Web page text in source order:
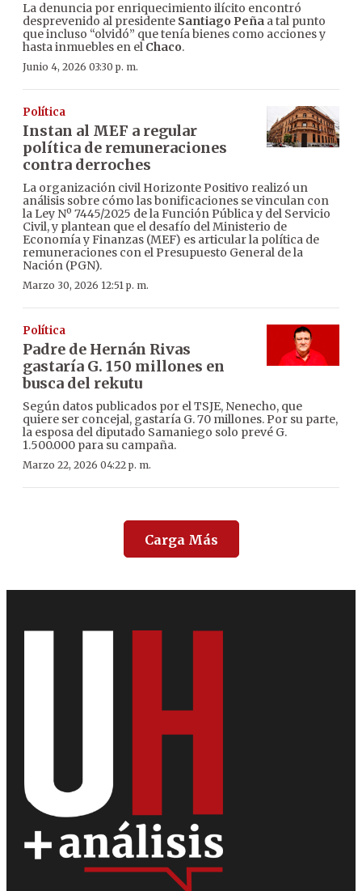
La denuncia por enriquecimiento ilícito encontró
desprevenido al presidente Santiago Peña a tal punto
que incluso “olvidó” que tenía bienes como acciones y
hasta inmuebles en el Chaco.
Junio 4, 2026 03:30 p. m.
Política
Instan al MEF a regular
política de remuneraciones
contra derroches
La organización civil Horizonte Positivo realizó un
análisis sobre cómo las bonificaciones se vinculan con
la Ley Nº 7445/2025 de la Función Pública y del Servicio
Civil, y plantean que el desafío del Ministerio de
Economía y Finanzas (MEF) es articular la política de
remuneraciones con el Presupuesto General de la
Nación (PGN).
Marzo 30, 2026 12:51 p. m.
Política
Padre de Hernán Rivas
gastaría G. 150 millones en
busca del rekutu
Según datos publicados por el TSJE, Nenecho, que
quiere ser concejal, gastaría G. 70 millones. Por su parte,
la esposa del diputado Samaniego solo prevé G.
1.500.000 para su campaña.
Marzo 22, 2026 04:22 p. m.
Carga Más